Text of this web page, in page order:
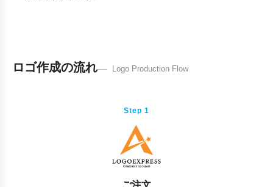
ロゴ作成の流れ Logo Production Flow
Step 1
ご注文